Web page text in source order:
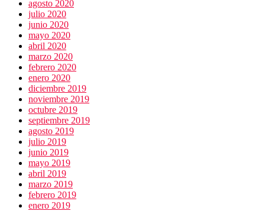
agosto 2020
julio 2020
junio 2020
mayo 2020
abril 2020
marzo 2020
febrero 2020
enero 2020
diciembre 2019
noviembre 2019
octubre 2019
septiembre 2019
agosto 2019
julio 2019
junio 2019
mayo 2019
abril 2019
marzo 2019
febrero 2019
enero 2019